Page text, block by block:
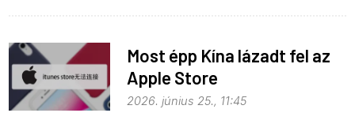
Most épp Kína lázadt fel az
Apple Store
monopolhelyzete ellen
2026. június 25., 11:45